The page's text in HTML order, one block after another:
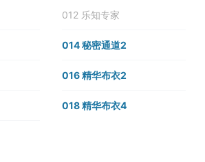
012 乐知专家
014 秘密通道2
016 精华布衣2
018 精华布衣4